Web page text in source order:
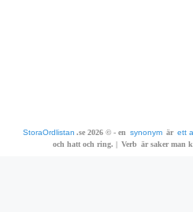
StoraOrdlistan .se 2026 © - en synonym är ett
och hatt och ring. | Verb är saker man